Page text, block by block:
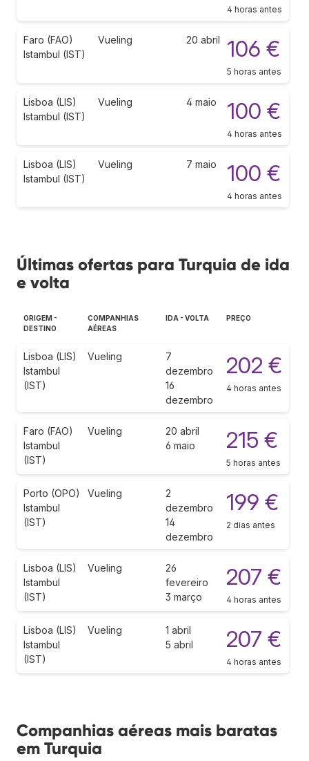
4 horas antes
Faro (FAO)
Istambul (IST)
Vueling 20 abril 106 €
5 horas antes
Lisboa (LIS)
Istambul (IST)
Vueling 4 maio 100 €
4 horas antes
Lisboa (LIS)
Istambul (IST)
Vueling 7 maio 100 €
4 horas antes
Últimas ofertas para Turquia de ida
e volta
ORIGEM -
DESTINO
COMPANHIAS
AÉREAS
IDA - VOLTA PREÇO
Lisboa (LIS)
Istambul
(IST)
Vueling
7
dezembro
16
dezembro
202 €
4 horas antes
Faro (FAO)
Istambul
(IST)
Vueling
20 abril
6 maio
215 €
5 horas antes
Porto (OPO)
Istambul
(IST)
Vueling
2
dezembro
14
dezembro
199 €
2 dias antes
Lisboa (LIS)
Istambul
(IST)
Vueling
26
fevereiro
3 março
207 €
4 horas antes
Lisboa (LIS)
Istambul
(IST)
Vueling
1 abril
5 abril
207 €
4 horas antes
Companhias aéreas mais baratas
em Turquia